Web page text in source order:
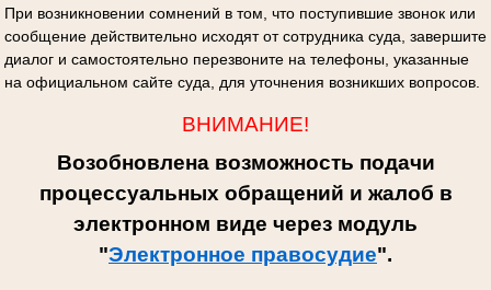
При возникновении сомнений в том, что поступившие звонок или
сообщение действительно исходят от сотрудника суда, завершите
диалог и самостоятельно перезвоните на телефоны, указанные
на официальном сайте суда, для уточнения возникших вопросов.
ВНИМАНИЕ!
Возобновлена возможность подачи
процессуальных обращений и жалоб в
электронном виде через модуль
"Электронное правосудие".